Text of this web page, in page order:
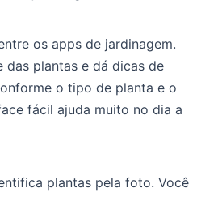
os apps de jardinagem.
das plantas e dá dicas de
o tipo de planta e o
fácil ajuda muito no dia a
plantas pela foto. Você